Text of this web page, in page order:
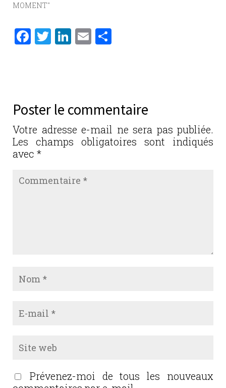
MOMENT"
F
b
o
o
k
T
r
Li
n
E
er
Poster le commentaire
Votre adresse e-mail ne sera pas publiée.
Les champs obligatoires sont indiqués
avec *
Prévenez-moi de tous les nouveaux